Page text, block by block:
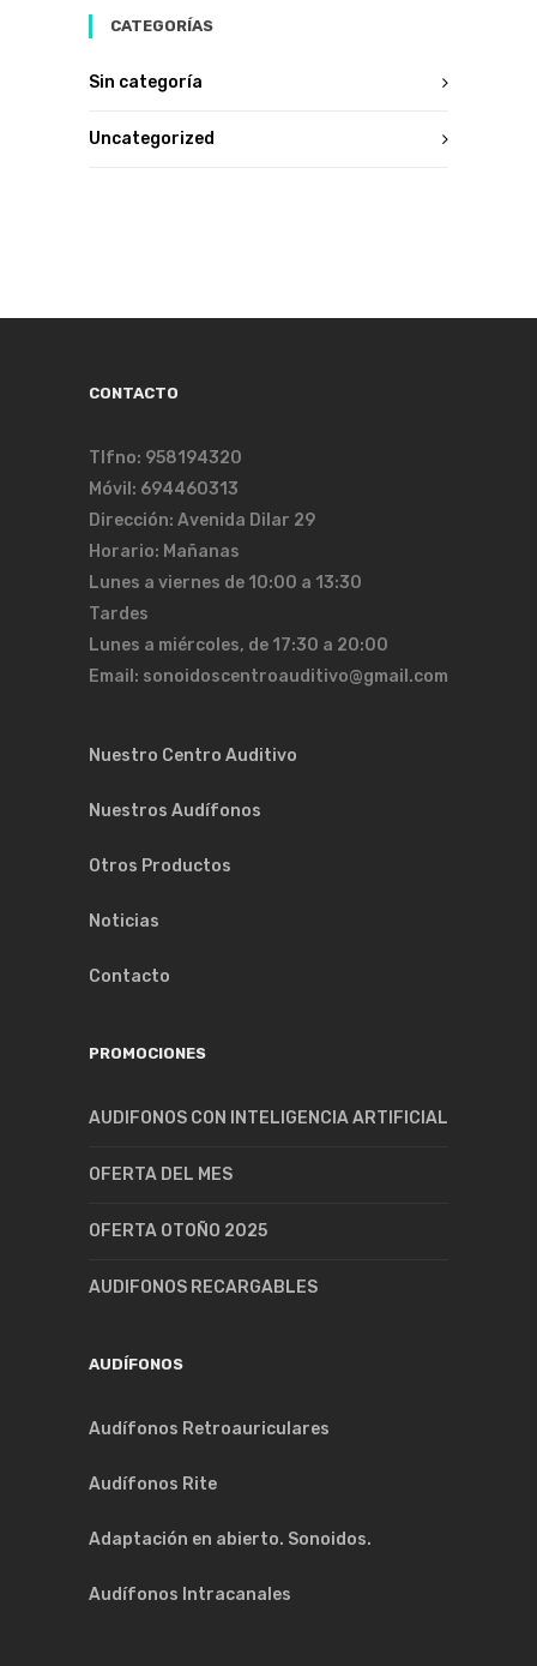
CATEGORÍAS
Sin categoría
Uncategorized
CONTACTO
Tlfno: 958194320
Móvil: 694460313
Dirección: Avenida Dilar 29
Horario: Mañanas
Lunes a viernes de 10:00 a 13:30
Tardes
Lunes a miércoles, de 17:30 a 20:00
Email: sonoidoscentroauditivo@gmail.com
Nuestro Centro Auditivo
Nuestros Audífonos
Otros Productos
Noticias
Contacto
PROMOCIONES
AUDIFONOS CON INTELIGENCIA ARTIFICIAL
OFERTA DEL MES
OFERTA OTOÑO 2025
AUDIFONOS RECARGABLES
AUDÍFONOS
Audífonos Retroauriculares
Audífonos Rite
Adaptación en abierto. Sonoidos.
Audífonos Intracanales